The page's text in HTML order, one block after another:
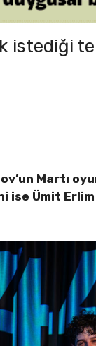
istediği
Martı
Ümit Erlim